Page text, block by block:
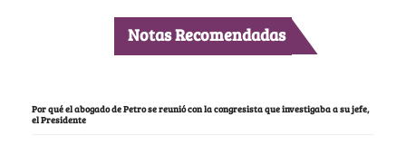
Notas Recomendadas
Por qué el abogado de Petro se reunió con la congresista que investigaba a su jefe,
el Presidente